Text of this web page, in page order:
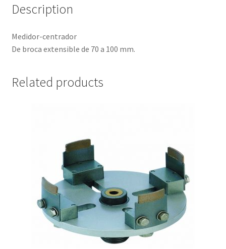
Description
Medidor-centrador
De broca extensible de 70 a 100 mm.
Related products